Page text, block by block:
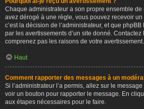
Chaque administrateur a son propre ensemble
avez dérogé à une règle, vous pouvez recevoir
c’est la décision de l’administrateur, et que
par les avertissements d’un site donné. Contactez
comprenez pas les raisons de votre avertissement.
Haut
Comment rapporter des messages à un
Si l’administrateur l’a permis, allez sur le
voir un bouton pour rapporter le message. En
aux étapes nécessaires pour le faire.